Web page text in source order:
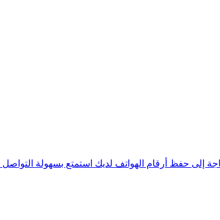
إلى حفظ أرقام الهواتف لديك استمتع بسهولة